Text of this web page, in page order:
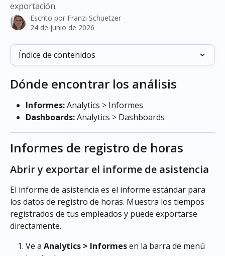
exportación.
Escrito por Franzi Schuetzer
24 de junio de 2026
Índice de contenidos
Dónde encontrar los análisis
Informes: Analytics > Informes
Dashboards: Analytics > Dashboards
Informes de registro de horas
Abrir y exportar el informe de asistencia
El informe de asistencia es el informe estándar para
los datos de registro de horas. Muestra los tiempos
registrados de tus empleados y puede exportarse
directamente.
Ve a Analytics > Informes en la barra de menú